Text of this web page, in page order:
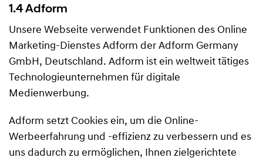
1.4 Adform
Unsere Webseite verwendet Funktionen des Online
Marketing-Dienstes Adform der Adform Germany
GmbH, Deutschland. Adform ist ein weltweit tätiges
Technologieunternehmen für digitale
Medienwerbung.
Adform setzt Cookies ein, um die Online-
Werbeerfahrung und -effizienz zu verbessern und es
uns dadurch zu ermöglichen, Ihnen zielgerichtete